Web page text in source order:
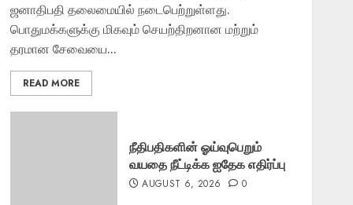
ஜனாதிபதி தலைமையில் நடைபெற்றுள்ளது.
பொதுமக்களுக்கு மிகவும் செயற்திறனான மற்றும்
தரமான சேவையை...
READ MORE
நீதிபதிகளின் ஓய்வுபெறும்
வயதை நீட்டிக்க ஐதேக எதிர்ப்பு
AUGUST 6, 2026 0